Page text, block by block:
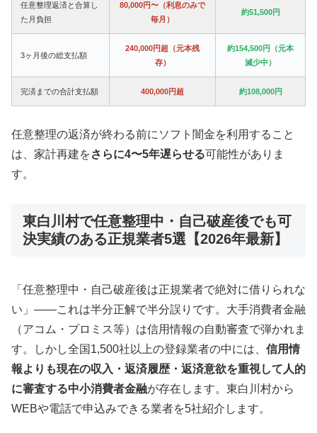
任意整理返済と合算し
た月負担
80,000円〜（利息のみで
毎月）
約51,500円
3ヶ月後の総支払額
240,000円超（元本残
存）
約154,500円（元本
減少中）
完済までの合計支払額 400,000円超 約108,000円
任意整理の返済が終わる前にソフト闇金を利用すること
は、家計再建をさらに4〜5年遅らせる可能性がありま
す。
東白川村で任意整理中・自己破産後でも可
決実績のある正規業者5選【2026年最新】
「任意整理中・自己破産後は正規業者で絶対に借りられな
い」——これは半分正解で半分誤りです。大手消費者金融
（アコム・プロミス等）は信用情報の自動審査で弾かれま
す。しかし全国1,500社以上の登録業者の中には、 信用情
報よりも現在の収入・返済履歴・返済意欲を重視して人的
に審査する中小消費者金融が存在します。東白川村から
WEBや電話で申込みできる業者を5社紹介します。